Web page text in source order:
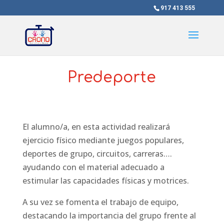
917 413 555
Predeporte
El alumno/a, en esta actividad realizará
ejercicio físico mediante juegos populares,
deportes de grupo, circuitos, carreras….
ayudando con el material adecuado a
estimular las capacidades físicas y motrices.
A su vez se fomenta el trabajo de equipo,
destacando la importancia del grupo frente al